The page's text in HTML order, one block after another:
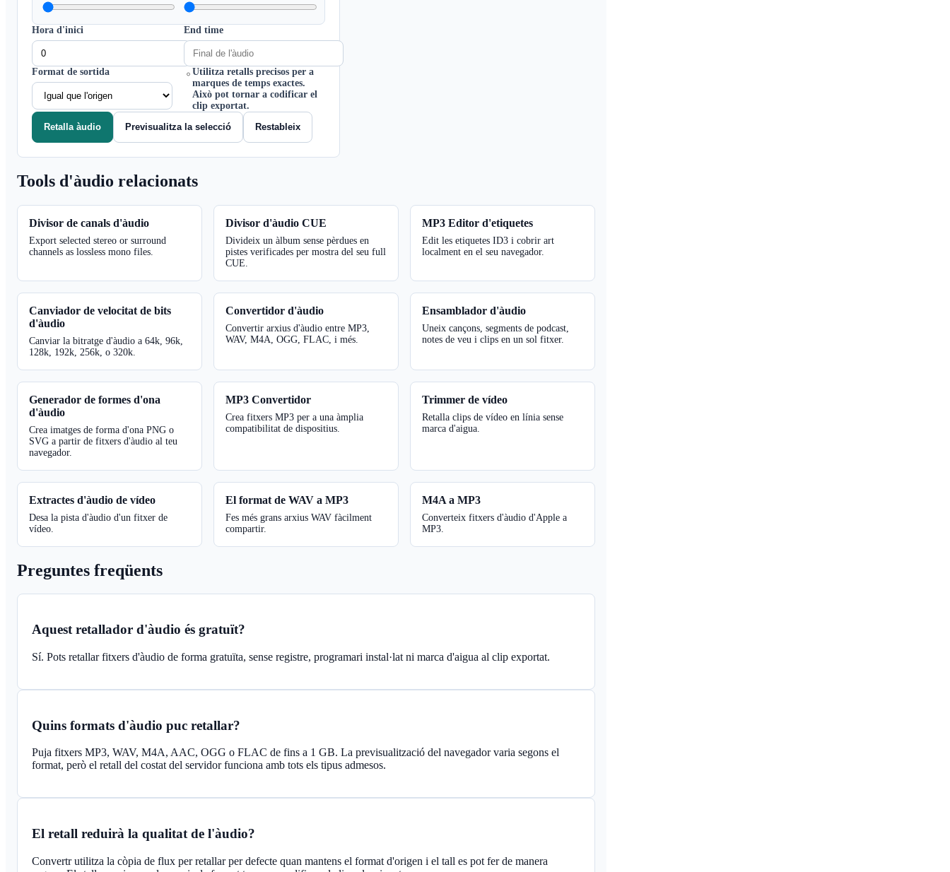
Hora d'inici End time
Format de sortida
Utilitza retalls precisos per a
marques de temps exactes.
Això pot tornar a codificar el
clip exportat.
Retalla àudio Previsualitza la selecció Restableix
Tools d'àudio relacionats
Divisor de canals d'àudio
Export selected stereo or surround
channels as lossless mono files.
Divisor d'àudio CUE
Divideix un àlbum sense pèrdues en
pistes verificades per mostra del seu full
CUE.
MP3 Editor d'etiquetes
Edit les etiquetes ID3 i cobrir art
localment en el seu navegador.
Canviador de velocitat de bits
d'àudio
Canviar la bitratge d'àudio a 64k, 96k,
128k, 192k, 256k, o 320k.
Convertidor d'àudio
Convertir arxius d'àudio entre MP3,
WAV, M4A, OGG, FLAC, i més.
Ensamblador d'àudio
Uneix cançons, segments de podcast,
notes de veu i clips en un sol fitxer.
Generador de formes d'ona
d'àudio
Crea imatges de forma d'ona PNG o
SVG a partir de fitxers d'àudio al teu
navegador.
MP3 Convertidor
Crea fitxers MP3 per a una àmplia
compatibilitat de dispositius.
Trimmer de vídeo
Retalla clips de vídeo en línia sense
marca d'aigua.
Extractes d'àudio de vídeo
Desa la pista d'àudio d'un fitxer de
vídeo.
El format de WAV a MP3
Fes més grans arxius WAV fàcilment
compartir.
M4A a MP3
Converteix fitxers d'àudio d'Apple a
MP3.
Preguntes freqüents
Aquest retallador d'àudio és gratuït?
Sí. Pots retallar fitxers d'àudio de forma gratuïta, sense registre, programari instal·lat ni marca d'aigua al clip exportat.
Quins formats d'àudio puc retallar?
Puja fitxers MP3, WAV, M4A, AAC, OGG o FLAC de fins a 1 GB. La previsualització del navegador varia segons el
format, però el retall del costat del servidor funciona amb tots els tipus admesos.
El retall reduirà la qualitat de l'àudio?
Convertr utilitza la còpia de flux per retallar per defecte quan mantens el format d'origen i el tall es pot fer de manera